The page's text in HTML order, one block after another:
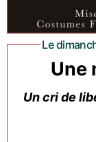
Le
Une
Un cri de